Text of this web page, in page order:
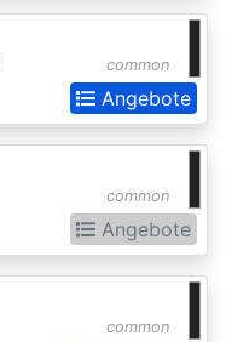
common
Angebote
common
Angebote
common